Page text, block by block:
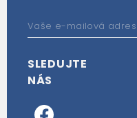
SLEDUJTE
NÁS